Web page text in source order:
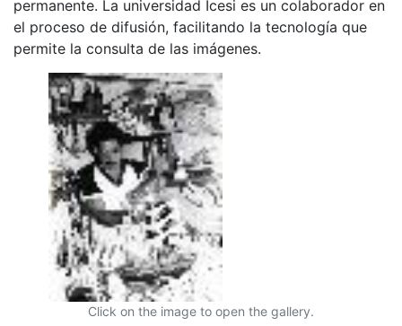
permanente. La universidad Icesi es un colaborador en
el proceso de difusión, facilitando la tecnología que
permite la consulta de las imágenes.
Click on the image to open the gallery.